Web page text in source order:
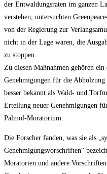
der Entwaldungsraten im ganzen
verstehen, untersuchten
von der Regierung zur
nicht in der Lage waren, die
zu stoppen.
Zu diesen Maßnahmen gehören
Genehmigungen für die
besser bekannt als Wald- und
Erteilung neuer Genehmigungen
Palmöl-Moratorium.
Die Forscher fanden, was sie als
Genehmigungsvorschriften“
Moratorien und andere